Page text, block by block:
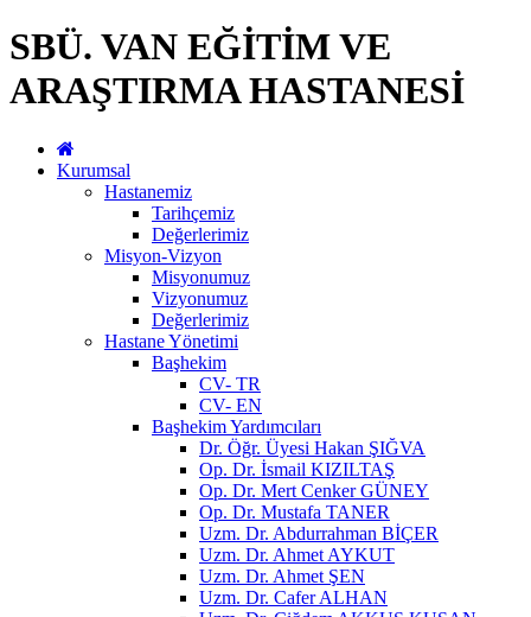
SBÜ. VAN EĞİTİM VE
ARAŞTIRMA HASTANESİ
Kurumsal
Hastanemiz
Tarihçemiz
Değerlerimiz
Misyon-Vizyon
Misyonumuz
Vizyonumuz
Değerlerimiz
Hastane Yönetimi
Başhekim
CV- TR
CV- EN
Başhekim Yardımcıları
Dr. Öğr. Üyesi Hakan ŞIĞVA
Op. Dr. İsmail KIZILTAŞ
Op. Dr. Mert Cenker GÜNEY
Op. Dr. Mustafa TANER
Uzm. Dr. Abdurrahman BİÇER
Uzm. Dr. Ahmet AYKUT
Uzm. Dr. Ahmet ŞEN
Uzm. Dr. Cafer ALHAN